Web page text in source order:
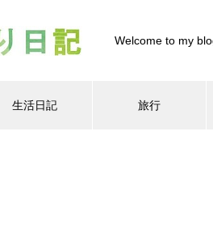
Welcome to my
生活日記 旅行